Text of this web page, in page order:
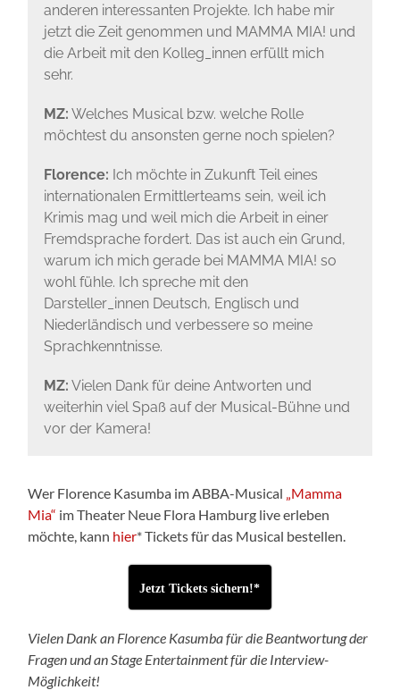
anderen interessanten Projekte. Ich habe mir
jetzt die Zeit genommen und MAMMA MIA! und
die Arbeit mit den Kolleg_innen erfüllt mich
sehr.
MZ: Welches Musical bzw. welche Rolle
möchtest du ansonsten gerne noch spielen?
Florence: Ich möchte in Zukunft Teil eines
internationalen Ermittlerteams sein, weil ich
Krimis mag und weil mich die Arbeit in einer
Fremdsprache fordert. Das ist auch ein Grund,
warum ich mich gerade bei MAMMA MIA! so
wohl fühle. Ich spreche mit den
Darsteller_innen Deutsch, Englisch und
Niederländisch und verbessere so meine
Sprachkenntnisse.
MZ: Vielen Dank für deine Antworten und
weiterhin viel Spaß auf der Musical-Bühne und
vor der Kamera!
Wer Florence Kasumba im ABBA-Musical „Mamma
Mia“ im Theater Neue Flora Hamburg live erleben
möchte, kann hier* Tickets für das Musical bestellen.
Jetzt Tickets sichern!*
Vielen Dank an Florence Kasumba für die Beantwortung der
Fragen und an Stage Entertainment für die Interview-
Möglichkeit!